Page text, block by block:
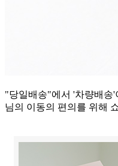
"당일배송"에서 '차량배송'
님의 이동의 편의를 위해